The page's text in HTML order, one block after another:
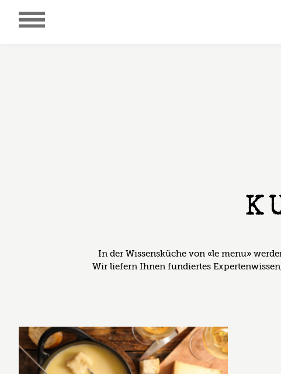
In der Wissensküche von «le menu»
Wir liefern Ihnen fundiertes